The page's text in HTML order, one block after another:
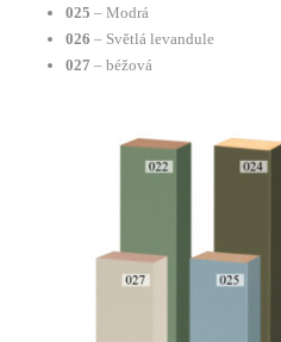
025 – Modrá
026 – Světlá levandule
027 – béžová